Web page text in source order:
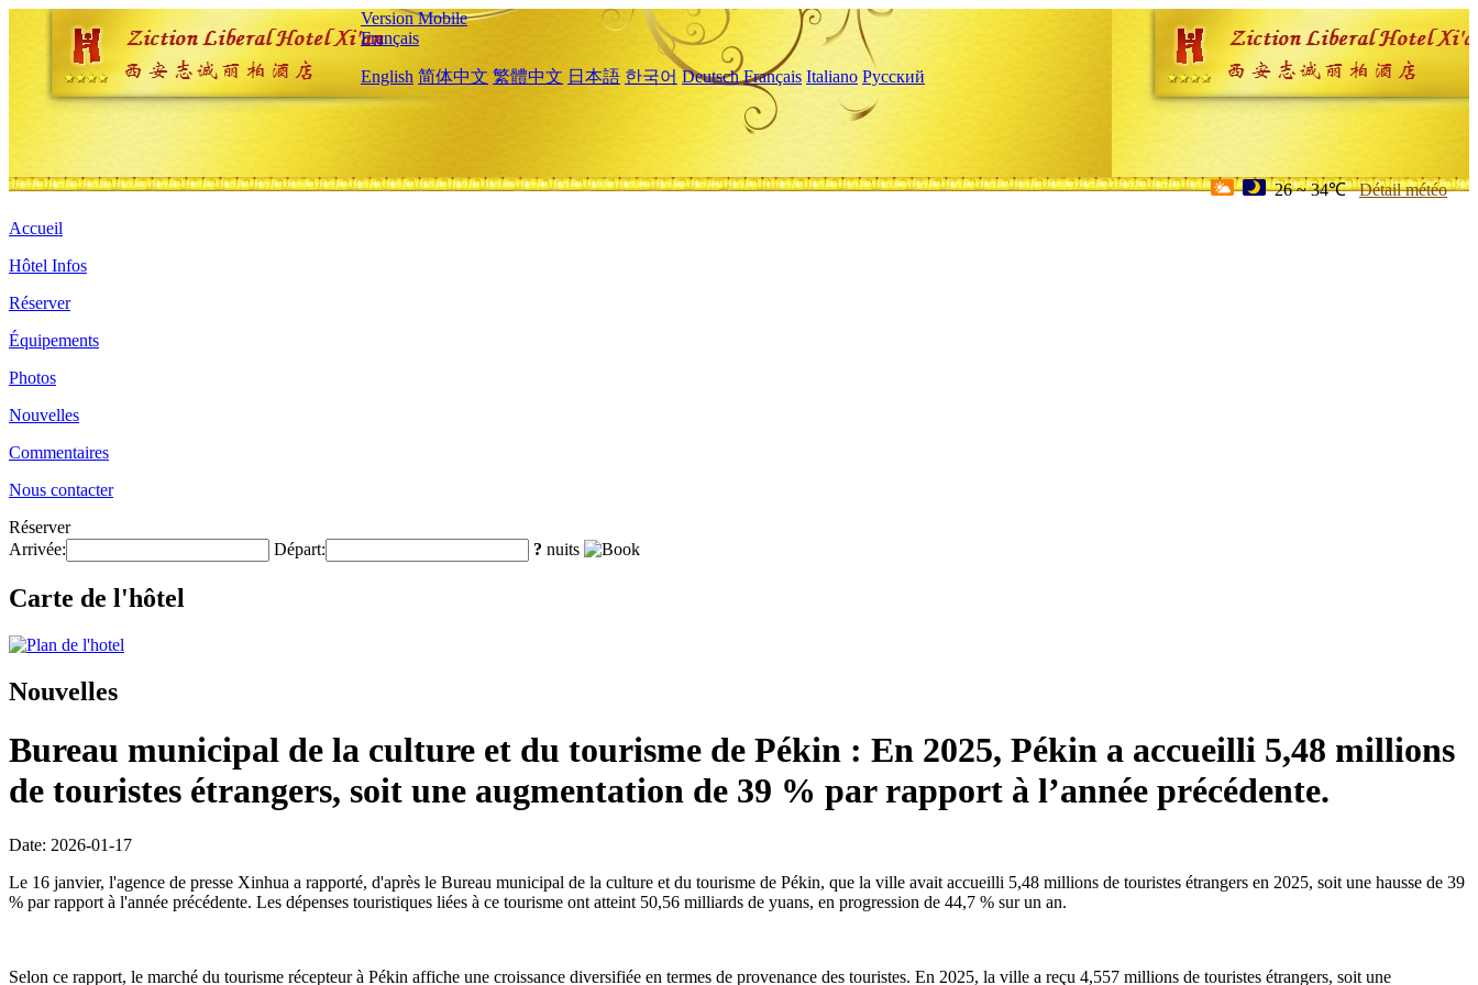
Version Mobile
Français
English 简体中文 繁體中文 日本語 한국어 Deutsch Français Italiano Русский
26 ~ 34℃ Détail météo
Accueil
Hôtel Infos
Réserver
Équipements
Photos
Nouvelles
Commentaires
Nous contacter
Réserver
Arrivée:
Départ: ? nuits
Carte de l'hôtel
Nouvelles
Bureau municipal de la culture et du tourisme de Pékin : En 2025, Pékin a accueilli 5,48 millions
de touristes étrangers, soit une augmentation de 39 % par rapport à l’année précédente.
Date: 2026-01-17
Le 16 janvier, l'agence de presse Xinhua a rapporté, d'après le Bureau municipal de la culture et du tourisme de Pékin, que la ville avait accueilli 5,48 millions de touristes étrangers en 2025, soit une hausse de 39
% par rapport à l'année précédente. Les dépenses touristiques liées à ce tourisme ont atteint 50,56 milliards de yuans, en progression de 44,7 % sur un an.
Selon ce rapport, le marché du tourisme récepteur à Pékin affiche une croissance diversifiée en termes de provenance des touristes. En 2025, la ville a reçu 4,557 millions de touristes étrangers, soit une